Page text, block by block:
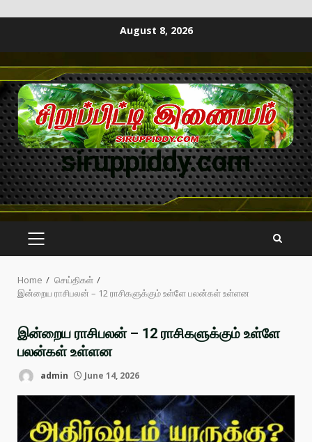
August 8, 2026
siruppiddy.com
Home
செய்திகள்
இன்றைய ராசிபலன் – 12 ராசிகளுக்கும் உள்ளே பலன்கள் உள்ளன
இன்றைய ராசிபலன் – 12 ராசிகளுக்கும் உள்ளே
பலன்கள் உள்ளன
admin June 14, 2026